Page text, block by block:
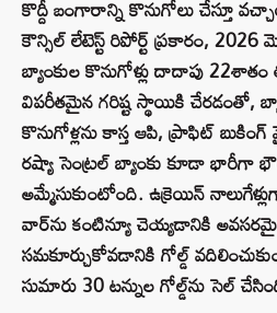
కొద్దీ బంగారాన్ని కొనుగోలు చేస్తూ
కౌన్సిల్ లేటెస్ట్ రిపోర్ట్ ప్రకారం,
బ్యాంకుల కొనుగోళ్లు దాదాపు
విపరీతమైన గరిష్ట స్థాయికి చేరడంతో,
కొనుగోళ్లను కాస్త ఆపి, ప్రాఫిట్
రష్యా సెంట్రల్ బ్యాంకు కూడా భారీగా
అమ్మేసుకుంటోంది. ఉక్రెయిన్‌
వార్‌ను కంటిన్యూ చెయ్యడానికి
సమకూర్చుకోవడానికి గోల్డ్
సుమారు 30 టన్నుల గోల్డ్‌ను సెల్